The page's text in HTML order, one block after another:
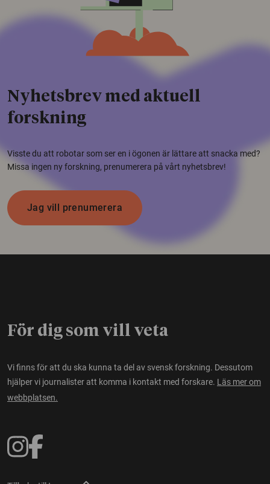
Nyhetsbrev med aktuell
forskning
Visste du att robotar som ser en i ögonen är lättare att snacka med?
Missa ingen ny forskning, prenumerera på vårt nyhetsbrev!
Jag vill prenumerera
För dig som vill veta
Vi finns för att du ska kunna ta del av svensk forskning. Dessutom
hjälper vi journalister att komma i kontakt med forskare. Läs mer om
webbplatsen.